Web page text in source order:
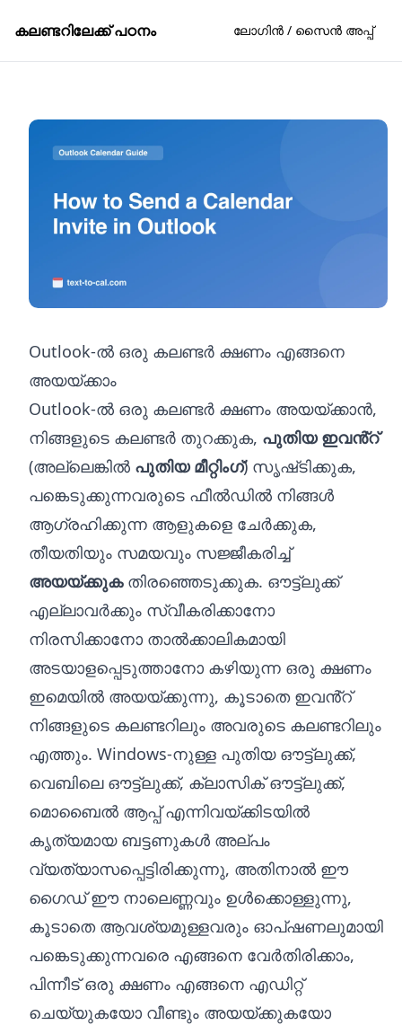
കലണ്ടറിലേക്ക് പഠനം ലോഗിൻ / സൈൻ അപ്പ്
Outlook-ൽ ഒരു കലണ്ടർ ക്ഷണം എങ്ങനെ
അയയ്ക്കാം
Outlook-ൽ ഒരു കലണ്ടർ ക്ഷണം അയയ്‌ക്കാൻ,
നിങ്ങളുടെ കലണ്ടർ തുറക്കുക, പുതിയ ഇവൻ്റ്
(അല്ലെങ്കിൽ പുതിയ മീറ്റിംഗ്) സൃഷ്‌ടിക്കുക,
പങ്കെടുക്കുന്നവരുടെ ഫീൽഡിൽ നിങ്ങൾ
ആഗ്രഹിക്കുന്ന ആളുകളെ ചേർക്കുക,
തീയതിയും സമയവും സജ്ജീകരിച്ച്
അയയ്‌ക്കുകതിരഞ്ഞെടുക്കുക. ഔട്ട്‌ലുക്ക്
എല്ലാവർക്കും സ്വീകരിക്കാനോ
നിരസിക്കാനോ താൽക്കാലികമായി
അടയാളപ്പെടുത്താനോ കഴിയുന്ന ഒരു ക്ഷണം
ഇമെയിൽ അയയ്‌ക്കുന്നു, കൂടാതെ ഇവൻ്റ്
നിങ്ങളുടെ കലണ്ടറിലും അവരുടെ കലണ്ടറിലും
എത്തും. Windows-നുള്ള പുതിയ ഔട്ട്‌ലുക്ക്,
വെബിലെ ഔട്ട്‌ലുക്ക്, ക്ലാസിക് ഔട്ട്‌ലുക്ക്,
മൊബൈൽ ആപ്പ് എന്നിവയ്‌ക്കിടയിൽ
കൃത്യമായ ബട്ടണുകൾ അല്പം
വ്യത്യാസപ്പെട്ടിരിക്കുന്നു, അതിനാൽ ഈ
ഗൈഡ് ഈ നാലെണ്ണവും ഉൾക്കൊള്ളുന്നു,
കൂടാതെ ആവശ്യമുള്ളവരും ഓപ്ഷണലുമായി
പങ്കെടുക്കുന്നവരെ എങ്ങനെ വേർതിരിക്കാം,
പിന്നീട് ഒരു ക്ഷണം എങ്ങനെ എഡിറ്റ്
ചെയ്യുകയോ വീണ്ടും അയയ്ക്കുകയോ